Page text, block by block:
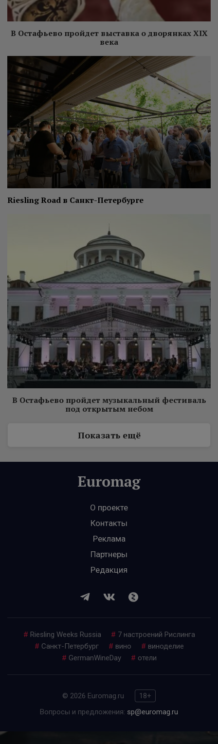
В Остафьево пройдет выставка о дворянках XIX
века
Riesling Road в Санкт-Петербурге
В Остафьево пройдет музыкальный фестиваль
под открытым небом
Показать ещё
О проекте
Контакты
Реклама
Партнеры
Редакция
# Riesling Weeks Russia # 7 настроений Рислинга
# Санкт-Петербург # вино # виноделие
# GermanWineDay # отели
© 2026 Euromag.ru
18+
Вопросы и предложения: sp@euromag.ru